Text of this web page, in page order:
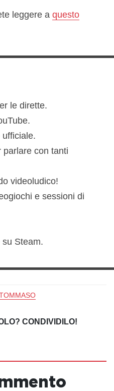
leggere a questo
le dirette.
ufficiale.
parlare con tanti
videoludico!
e sessioni di
su Steam.
CONDIVIDILO!